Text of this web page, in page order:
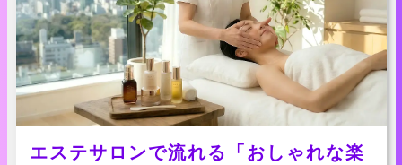
エステサロンで流れる「おしゃれな楽